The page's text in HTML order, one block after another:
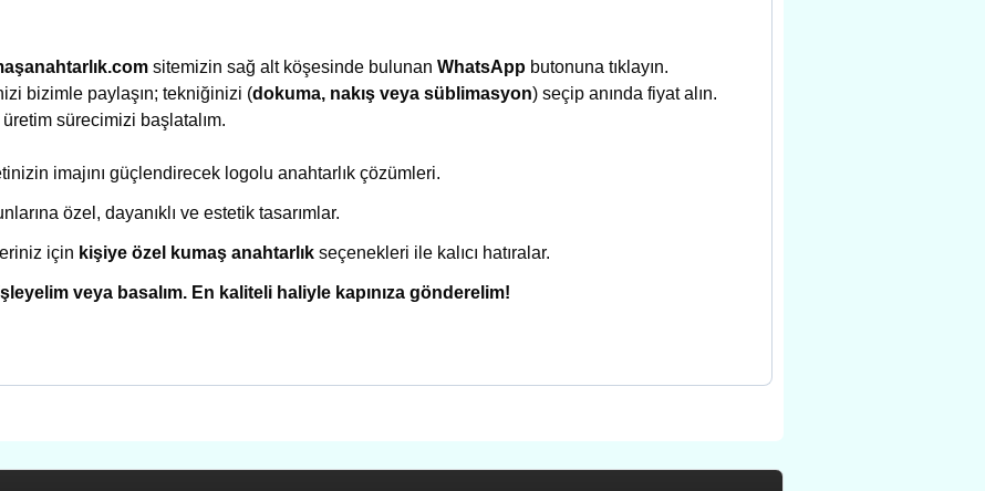
sitemizin sağ alt köşesinde bulunan WhatsApp butonuna tıklayın.
bizimle paylaşın; tekniğinizi (dokuma, nakış veya süblimasyon) seçip anında fiyat alın.
üretim sürecimizi başlatalım.
imajını güçlendirecek logolu anahtarlık çözümleri.
özel, dayanıklı ve estetik tasarımlar.
için kişiye özel kumaş anahtarlık seçenekleri ile kalıcı hatıralar.
veya basalım. En kaliteli haliyle kapınıza gönderelim!